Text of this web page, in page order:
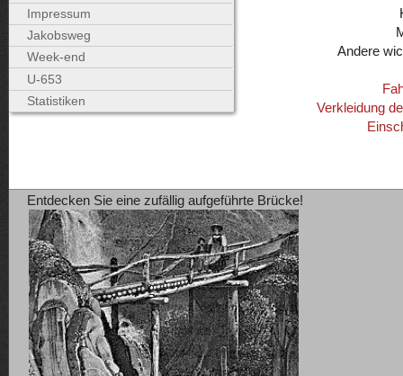
Andere
Verkleidung
Impressum
Jakobsweg
Week-end
U-653
Statistiken
Entdecken Sie eine zufällig aufgeführte Brücke!